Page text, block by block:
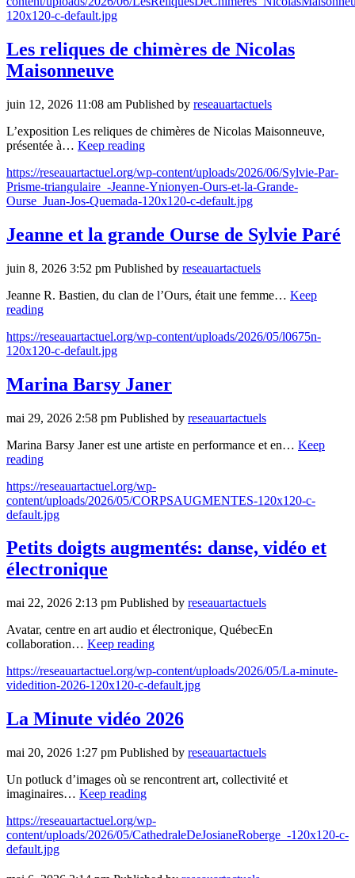
120x120-c-default.jpg
Les reliques de chimères de Nicolas
Maisonneuve
juin 12, 2026 11:08 am Published by reseauartactuels
L’exposition Les reliques de chimères de Nicolas Maisonneuve,
présentée à… Keep reading
https://reseauartactuel.org/wp-content/uploads/2026/06/Sylvie-Par-
Prisme-triangulaire_-Jeanne-Ynionyen-Ours-et-la-Grande-
Ourse_Juan-Jos-Quemada-120x120-c-default.jpg
Jeanne et la grande Ourse de Sylvie Paré
juin 8, 2026 3:52 pm Published by reseauartactuels
Jeanne R. Bastien, du clan de l’Ours, était une femme… Keep
reading
https://reseauartactuel.org/wp-content/uploads/2026/05/l0675n-
120x120-c-default.jpg
Marina Barsy Janer
mai 29, 2026 2:58 pm Published by reseauartactuels
Marina Barsy Janer est une artiste en performance et en… Keep
reading
https://reseauartactuel.org/wp-
content/uploads/2026/05/CORPSAUGMENTES-120x120-c-
default.jpg
Petits doigts augmentés: danse, vidéo et
électronique
mai 22, 2026 2:13 pm Published by reseauartactuels
Avatar, centre en art audio et électronique, QuébecEn
collaboration… Keep reading
https://reseauartactuel.org/wp-content/uploads/2026/05/La-minute-
videdition-2026-120x120-c-default.jpg
La Minute vidéo 2026
mai 20, 2026 1:27 pm Published by reseauartactuels
Un potluck d’images où se rencontrent art, collectivité et
imaginaires… Keep reading
https://reseauartactuel.org/wp-
content/uploads/2026/05/CathedraleDeJosianeRoberge_-120x120-c-
default.jpg